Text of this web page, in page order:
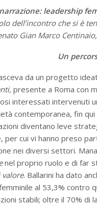
leadership
dell’incontro che si è
Gian Marco
Un
da un progetto
presente a Roma con
interessati intervenuti
contemporanea, fin
diventano leve
per cui vi hanno preso
nei diversi settori.
nel proprio ruolo e di far
. Ballarini ha dato
al 53,3% contro
stabili; oltre il 70%